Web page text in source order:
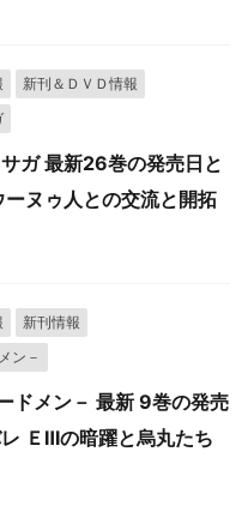
新刊＆ＤＶＤ情報
ガ 最新26巻の発売日と
ヌゥ人との交流と開拓
新刊情報
ン－
ドメン－ 最新 9巻の発売
ＥⅢの暗躍と烏丸たち